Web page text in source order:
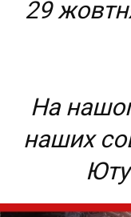
29
На
наших